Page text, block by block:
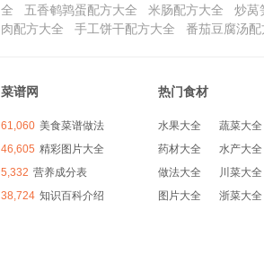
全
五香鹌鹑蛋配方大全 米肠配方大全 炒莴
肉配方大全
手工饼干配方大全 番茄豆腐汤配
菜谱网
61,060 美食菜谱做法
46,605 精彩图片大全
5,332 营养成分表
38,724 知识百科介绍
热门食材
水果大全
药材大全
做法大全
图片大全
蔬菜大全
水产大全
川菜大全
浙菜大全